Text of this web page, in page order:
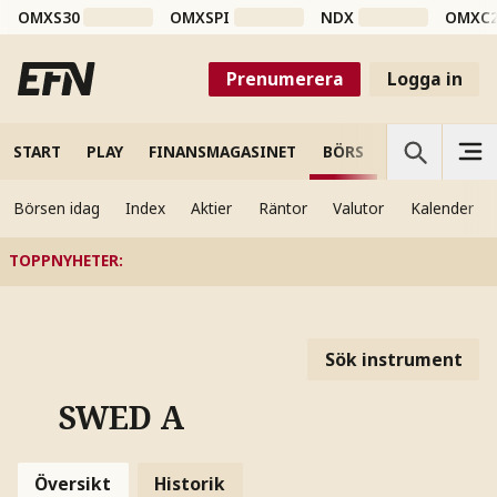
OMXS30 OMXSPI NDX
Prenumerera Logga in
START PLAY FINANSMAGASINET BÖRS VETENSKAP
Börsen idag Index Aktier Räntor Valutor Kalender
TOPPNYHETER:
Sök instrument
SWED A
Översikt Historik